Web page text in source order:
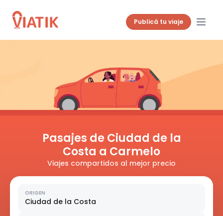
Publicá tu viaje
Pasajes de Ciudad de la
Costa a Carmelo
Viajes compartidos al mejor precio
ORIGEN
Ciudad de la Costa